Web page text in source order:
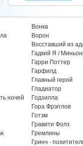
ночей
Вонка
Ворон
Восставший из
Гадкий Я /
Гарри Поттер
Гарфилд
Главный герой
Гладиатор
Годзилла
Гора Фрэгглов
Готэм
Гравити Фолз
Гремлины
Гринч -